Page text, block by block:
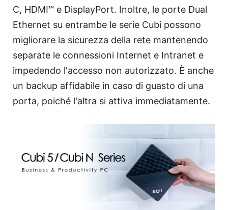
C, HDMI™ e DisplayPort. Inoltre, le porte Dual
Ethernet su entrambe le serie Cubi possono
migliorare la sicurezza della rete mantenendo
separate le connessioni Internet e Intranet e
impedendo l'accesso non autorizzato. È anche
un backup affidabile in caso di guasto di una
porta, poiché l'altra si attiva immediatamente.